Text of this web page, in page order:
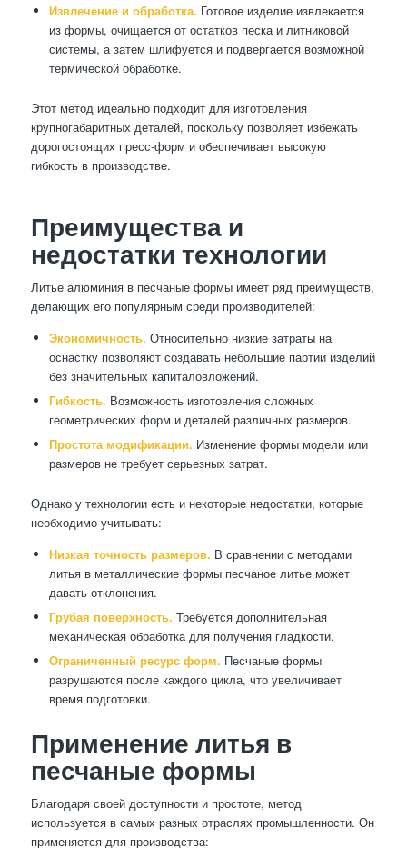
Извлечение и обработка. Готовое изделие извлекается
из формы, очищается от остатков песка и литниковой
системы, а затем шлифуется и подвергается возможной
термической обработке.
Этот метод идеально подходит для изготовления
крупногабаритных деталей, поскольку позволяет избежать
дорогостоящих пресс-форм и обеспечивает высокую
гибкость в производстве.
Преимущества и
недостатки технологии
Литье алюминия в песчаные формы имеет ряд преимуществ,
делающих его популярным среди производителей:
Экономичность. Относительно низкие затраты на
оснастку позволяют создавать небольшие партии изделий
без значительных капиталовложений.
Гибкость. Возможность изготовления сложных
геометрических форм и деталей различных размеров.
Простота модификации. Изменение формы модели или
размеров не требует серьезных затрат.
Однако у технологии есть и некоторые недостатки, которые
необходимо учитывать:
Низкая точность размеров. В сравнении с методами
литья в металлические формы песчаное литье может
давать отклонения.
Грубая поверхность. Требуется дополнительная
механическая обработка для получения гладкости.
Ограниченный ресурс форм. Песчаные формы
разрушаются после каждого цикла, что увеличивает
время подготовки.
Применение литья в
песчаные формы
Благодаря своей доступности и простоте, метод
используется в самых разных отраслях промышленности. Он
применяется для производства: